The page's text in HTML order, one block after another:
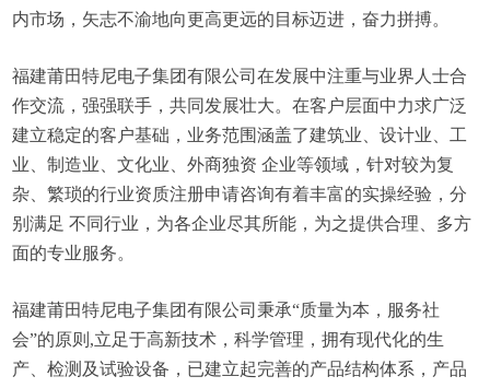
内市场，矢志不渝地向更高更远的目标迈进，奋力拼搏。
福建莆田特尼电子集团有限公司在发展中注重与业界人士合
作交流，强强联手，共同发展壮大。在客户层面中力求广泛
建立稳定的客户基础，业务范围涵盖了建筑业、设计业、工
业、制造业、文化业、外商独资 企业等领域，针对较为复
杂、繁琐的行业资质注册申请咨询有着丰富的实操经验，分
别满足 不同行业，为各企业尽其所能，为之提供合理、多方
面的专业服务。
福建莆田特尼电子集团有限公司秉承“质量为本，服务社
会”的原则,立足于高新技术，科学管理，拥有现代化的生
产、检测及试验设备，已建立起完善的产品结构体系，产品